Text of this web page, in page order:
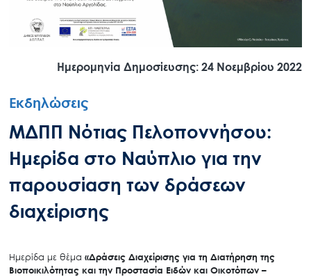
Ημερομηνία Δημοσίευσης: 24 Νοεμβρίου 2022
Εκδηλώσεις
ΜΔΠΠ Νότιας Πελοποννήσου:
Ημερίδα στο Ναύπλιο για την
παρουσίαση των δράσεων
διαχείρισης
Ημερίδα με θέμα «Δράσεις Διαχείρισης για τη Διατήρηση της
Βιοποικιλότητας και την Προστασία Ειδών και Οικοτόπων –